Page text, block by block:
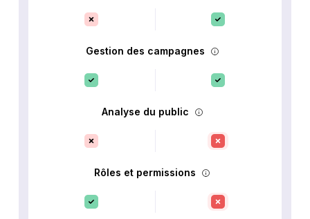
Gestion des campagnes
Analyse du public
Rôles et permissions